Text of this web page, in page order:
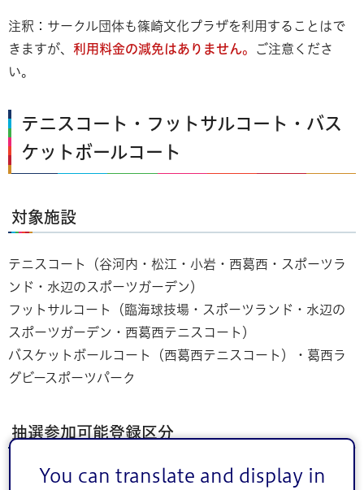
You can translate and display in
注釈：サークル団体も篠崎文化プラザを利用することはで
きますが、 利用料金の減免はありません。
ご注意くださ
い。
テニスコート・フットサルコート・バス
ケットボールコート
対象施設
テニスコート（谷河内・松江・小岩・西葛西・スポーツラ
ンド・水辺のスポーツガーデン）
​​​​​フットサルコート（臨海球技場・スポーツランド・水辺の
スポーツガーデン・西葛西テニスコート）
​​​​​バスケットボールコート（西葛西テニスコート）・葛西ラ
グビースポーツパーク
抽選参加可能登録区分
一般（区内）、高校生（区内）